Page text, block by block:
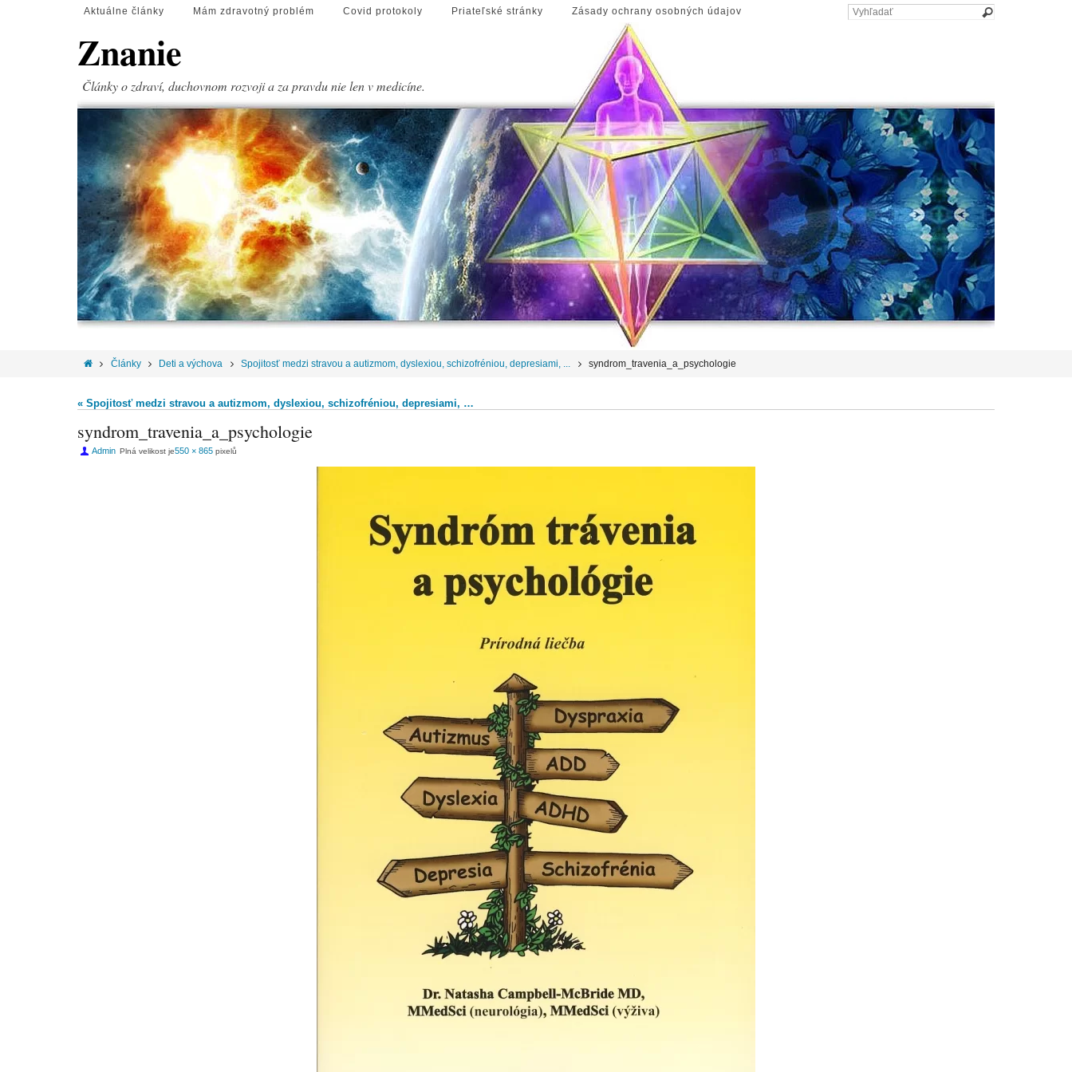
Aktuálne články Mám zdravotný problém Covid protokoly Priateľské stránky Zásady ochrany osobných údajov
Znanie
Články o zdraví, duchovnom rozvoji a za pravdu nie len v medicíne.
Články Deti a výchova Spojitosť medzi stravou a autizmom, dyslexiou, schizofréniou, depresiami, ... syndrom_travenia_a_psychologie
« Spojitosť medzi stravou a autizmom, dyslexiou, schizofréniou, depresiami, …
syndrom_travenia_a_psychologie
Admin Plná velikost je550 × 865 pixelů